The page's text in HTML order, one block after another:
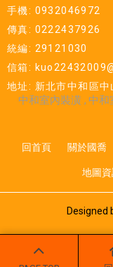
手機: 0932046972
傳真: 0222437926
統編: 29121030
信箱:
地址: 新北市中和區
中和室內裝潢 中和
回首頁 關於國喬
地圖
Designed